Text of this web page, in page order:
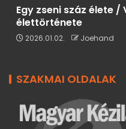
Egy zseni száz élete /
élettörténete
2026.01.02. Joehand
SZAKMAI OLDALAK